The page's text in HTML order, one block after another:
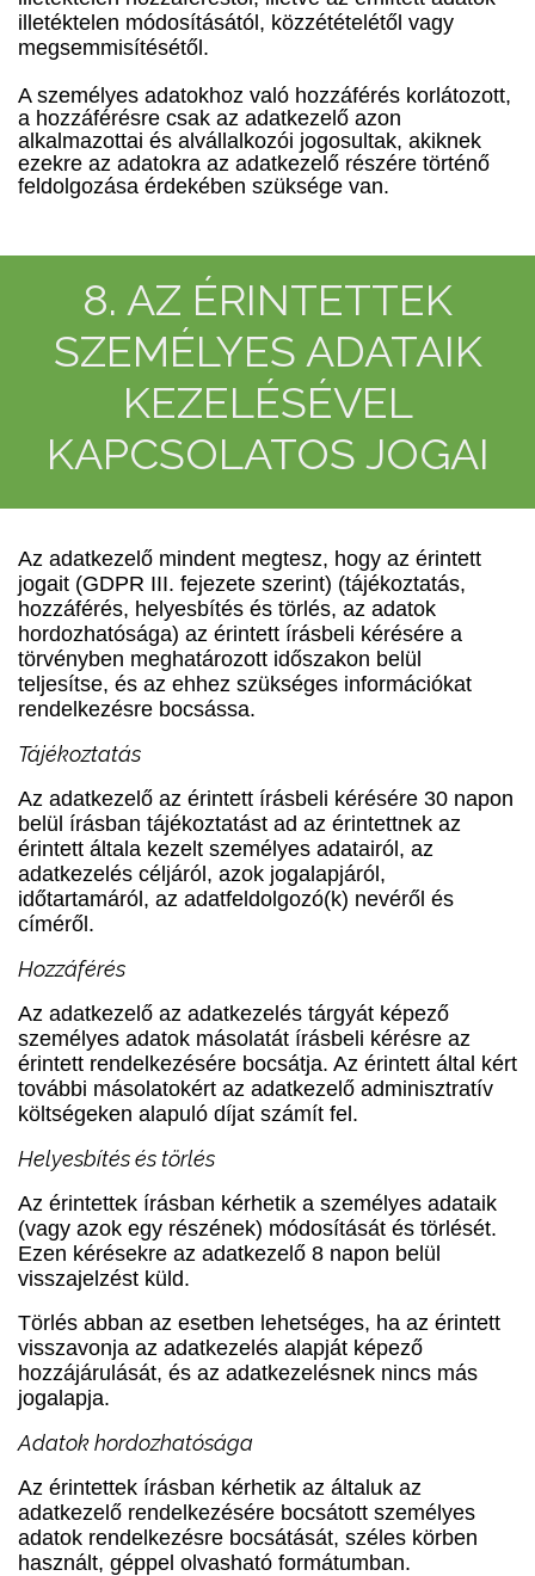
illetéktelen módosításától, közzétételétől vagy
megsemmisítésétől.
A személyes adatokhoz való hozzáférés korlátozott,
a hozzáférésre csak az adatkezelő azon
alkalmazottai és alvállalkozói jogosultak, akiknek
ezekre az adatokra az adatkezelő részére történő
feldolgozása érdekében szüksége van.
8. AZ ÉRINTETTEK
SZEMÉLYES ADATAIK
KEZELÉSÉVEL
KAPCSOLATOS JOGAI
Az adatkezelő mindent megtesz, hogy az érintett
jogait (GDPR III. fejezete szerint) (tájékoztatás,
hozzáférés, helyesbítés és törlés, az adatok
hordozhatósága) az érintett írásbeli kérésére a
törvényben meghatározott időszakon belül
teljesítse, és az ehhez szükséges információkat
rendelkezésre bocsássa.
Tájékoztatás
Az adatkezelő az érintett írásbeli kérésére 30 napon
belül írásban tájékoztatást ad az érintettnek az
érintett általa kezelt személyes adatairól, az
adatkezelés céljáról, azok jogalapjáról,
időtartamáról, az adatfeldolgozó(k) nevéről és
címéről.
Hozzáférés
Az adatkezelő az adatkezelés tárgyát képező
személyes adatok másolatát írásbeli kérésre az
érintett rendelkezésére bocsátja. Az érintett által kért
további másolatokért az adatkezelő adminisztratív
költségeken alapuló díjat számít fel.
Helyesbítés és törlés
Az érintettek írásban kérhetik a személyes adataik
(vagy azok egy részének) módosítását és törlését.
Ezen kérésekre az adatkezelő 8 napon belül
visszajelzést küld.
Törlés abban az esetben lehetséges, ha az érintett
visszavonja az adatkezelés alapját képező
hozzájárulását, és az adatkezelésnek nincs más
jogalapja.
Adatok hordozhatósága
Az érintettek írásban kérhetik az általuk az
adatkezelő rendelkezésére bocsátott személyes
adatok rendelkezésre bocsátását, széles körben
használt, géppel olvasható formátumban.